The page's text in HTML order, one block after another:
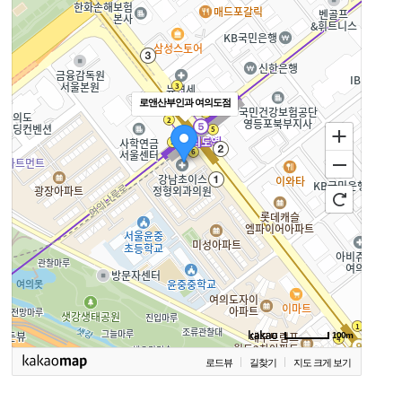
로앤산부인과 여의도점
100m
로드뷰 길찾기 지도 크게 보기